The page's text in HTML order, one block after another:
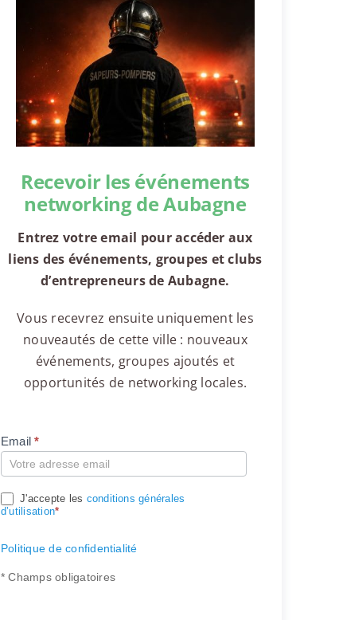
Recevoir les événements
networking de Aubagne
Entrez votre email pour accéder aux
liens des événements, groupes et clubs
d’entrepreneurs de Aubagne.
Vous recevrez ensuite uniquement les
nouveautés de cette ville : nouveaux
événements, groupes ajoutés et
opportunités de networking locales.
Compte
Email*
J'accepte les conditions générales
d’utilisation*
Politique de confidentialité
* Champs obligatoires